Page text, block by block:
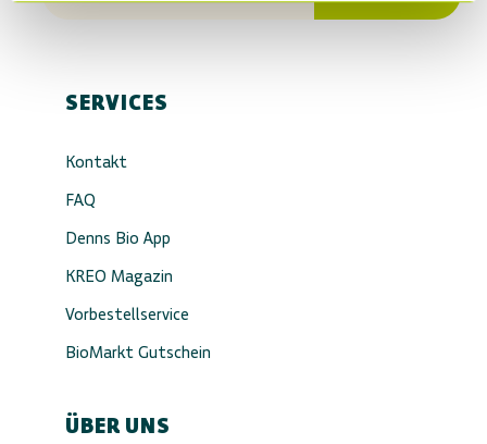
SERVICES
Kontakt
FAQ
Denns Bio App
KREO Magazin
Vorbestellservice
BioMarkt Gutschein
ÜBER UNS